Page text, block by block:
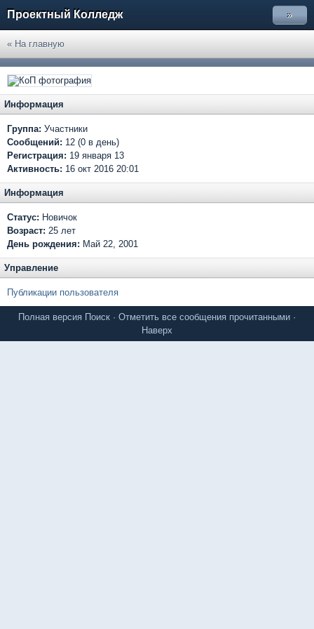
Проектный Колледж »
« На главную
Информация
Группа: Участники
Сообщений: 12 (0 в день)
Регистрация: 19 января 13
Активность: 16 окт 2016 20:01
Информация
Статус: Новичок
Возраст: 25 лет
День рождения: Май 22, 2001
Управление
Публикации пользователя
Полная версия Поиск · Отметить все сообщения прочитанными ·
Наверх